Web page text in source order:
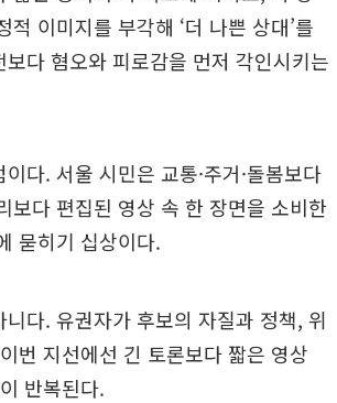
이미지를 부각해 ‘더 나쁜 상대’를
다 혐오와 피로감을 먼저 각인시키는
다. 서울 시민은 교통·주거·돌봄보다
보다 편집된 영상 속 한 장면을 소비한
묻히기 십상이다.
다. 유권자가 후보의 자질과 정책, 위
번 지선에선 긴 토론보다 짧은 영상
반복된다.